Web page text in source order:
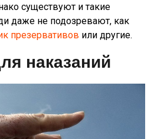
существуют и такие
даже не подозревают, как
презервативов или другие.
наказаний